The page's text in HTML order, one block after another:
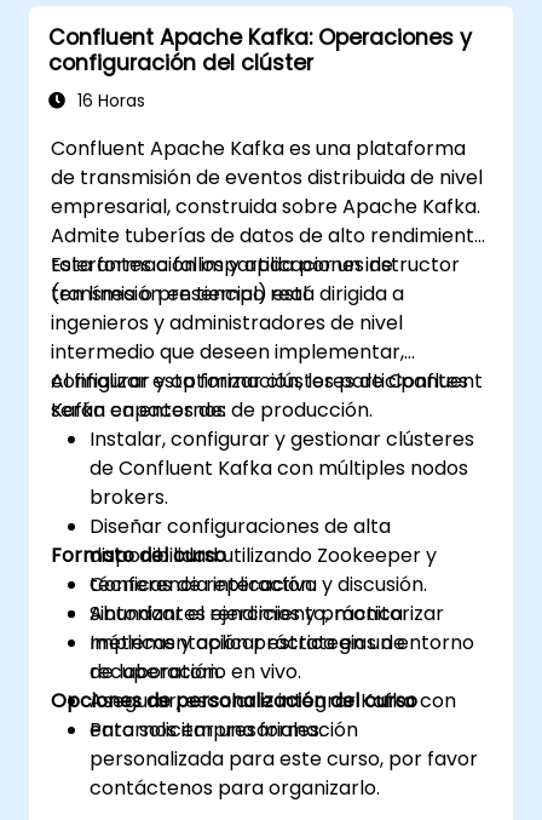
Confluent Apache Kafka: Operaciones y
configuración del clúster
16 Horas
Confluent Apache Kafka es una plataforma
de transmisión de eventos distribuida de nivel
empresarial, construida sobre Apache Kafka.
Admite tuberías de datos de alto rendimiento
tolerantes a fallos y aplicaciones de
transmisión en tiempo real.
Esta formación impartida por un instructor
(en línea o presencial) está dirigida a
ingenieros y administradores de nivel
intermedio que deseen implementar,
configurar y optimizar clústeres de Confluent
Kafka en entornos de producción.
Al finalizar esta formación, los participantes
serán capaces de:
Instalar, configurar y gestionar clústeres
de Confluent Kafka con múltiples nodos
brokers.
Diseñar configuraciones de alta
disponibilidad utilizando Zookeeper y
técnicas de replicación.
Sintonizar el rendimiento, monitorizar
métricas y aplicar estrategias de
recuperación.
Asegurar, escalar e integrar Kafka con
entornos empresariales.
Formato del curso
Conferencia interactiva y discusión.
Abundantes ejercicios y práctica.
Implementación práctica en un entorno
de laboratorio en vivo.
Opciones de personalización del curso
Para solicitar una formación
personalizada para este curso, por favor
contáctenos para organizarlo.